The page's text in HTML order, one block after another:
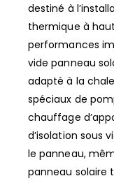
destiné à
thermique à
performances
vide panneau
adapté à la
spéciaux de
chauffage
d’isolation sous
le panneau,
panneau solaire